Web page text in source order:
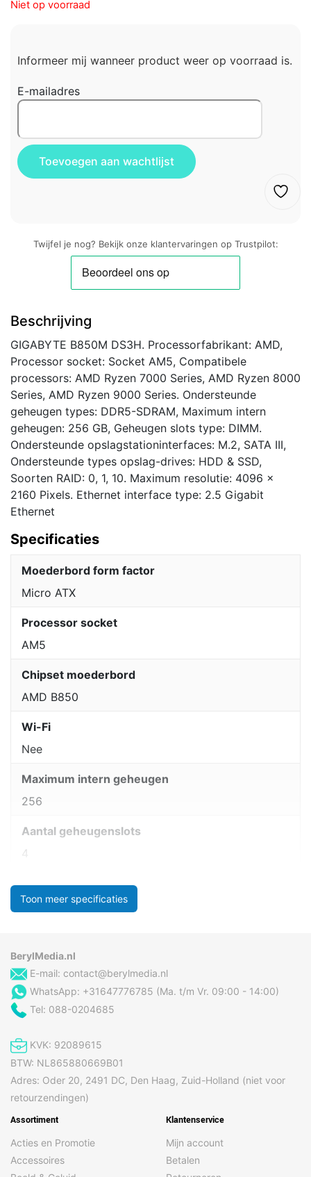
Niet op voorraad
Informeer mij wanneer product weer op voorraad is.
E-mailadres
Twijfel je nog? Bekijk onze klantervaringen op Trustpilot:
Beschrijving
GIGABYTE B850M DS3H. Processorfabrikant: AMD,
Processor socket: Socket AM5, Compatibele
processors: AMD Ryzen 7000 Series, AMD Ryzen 8000
Series, AMD Ryzen 9000 Series. Ondersteunde
geheugen types: DDR5-SDRAM, Maximum intern
geheugen: 256 GB, Geheugen slots type: DIMM.
Ondersteunde opslagstationinterfaces: M.2, SATA III,
Ondersteunde types opslag-drives: HDD & SSD,
Soorten RAID: 0, 1, 10. Maximum resolutie: 4096 x
2160 Pixels. Ethernet interface type: 2.5 Gigabit
Ethernet
Specificaties
Moederbord form factor
Micro ATX
Processor socket
AM5
Chipset moederbord
AMD B850
Wi-Fi
Nee
Maximum intern geheugen
256
Aantal geheugenslots
4
Toon meer specificaties
BerylMedia.nl
E-mail: contact@berylmedia.nl
WhatsApp: +31647776785 (Ma. t/m Vr. 09:00 - 14:00)
Tel: 088-0204685
KVK: 92089615
BTW: NL865880669B01
Adres: Oder 20, 2491 DC, Den Haag, Zuid-Holland (niet voor
retourzendingen)
Assortiment
Acties en Promotie
Accessoires
Klantenservice
Mijn account
Betalen